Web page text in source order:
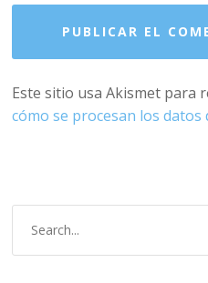
Este sitio usa Akismet para
cómo se procesan los